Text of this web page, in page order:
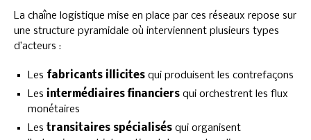
La chaîne logistique mise en place par ces réseaux repose sur
une structure pyramidale où interviennent plusieurs types
d’acteurs :
Les fabricants illicites qui produisent les contrefaçons
Les intermédiaires financiers qui orchestrent les flux
monétaires
Les transitaires spécialisés qui organisent